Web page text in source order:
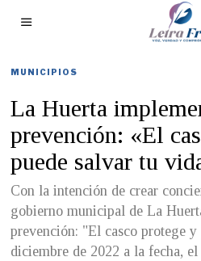
MUNICIPIOS
La Huerta
prevención: «El
puede salvar tu
Con la intención de crear
gobierno municipal de La
prevención: "El casco protege
diciembre de 2022 a la fecha,